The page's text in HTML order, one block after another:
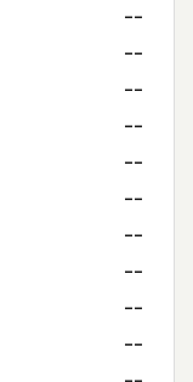
--
--
--
--
--
--
--
--
--
--